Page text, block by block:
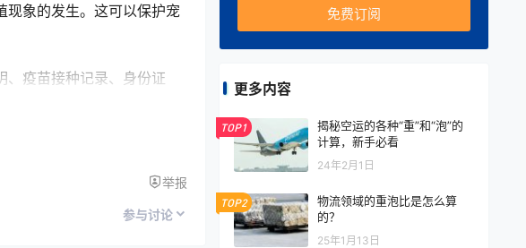
现象的发生。这可以保护宠
、疫苗接种记录、身份证
需的身份注册信息，以确保
举报
参与讨论
更多内容
TOP1
揭秘空运的各种“重”和“泡”的
计算，新手必看
24年2月1日
TOP2
物流领域的重泡比是怎么算
的？
25年1月13日